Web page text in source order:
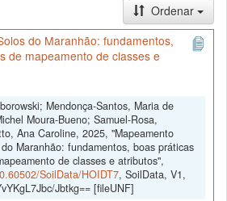
Ordenar
do Maranhão: fundamentos,
de mapeamento de classes e
Mendonça-Santos, Maria de
Moura-Bueno; Samuel-Rosa,
Ana Caroline, 2025, "Mapeamento
Maranhão: fundamentos, boas práticas
de classes e atributos",
SoilData/HOIDT7, SoilData, V1,
Jbtkg== [fileUNF]